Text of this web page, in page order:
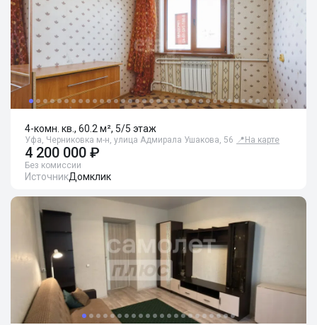
4-комн. кв., 60.2 м², 5/5 этаж
Уфа, Черниковка м-н, улица Адмирала Ушакова, 56 📍 На карте
4 200 000 ₽
Без комиссии
ИсточникДомклик